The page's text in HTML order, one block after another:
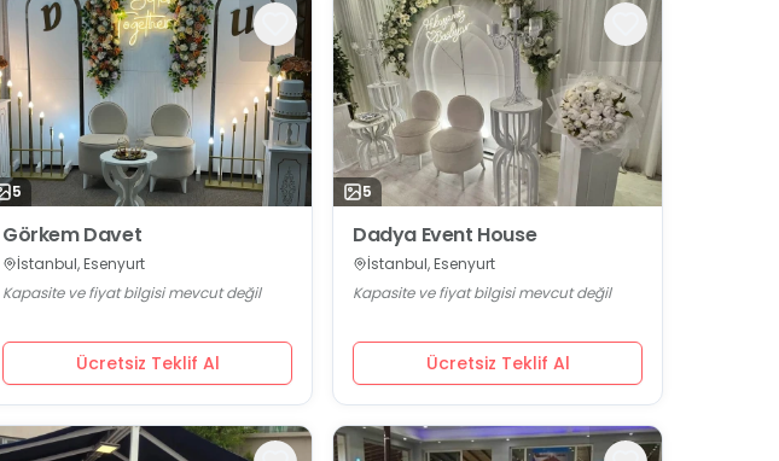
5
Görkem Davet
İstanbul, Esenyurt
Kapasite ve fiyat bilgisi mevcut değil
Ücretsiz Teklif Al
5
Dadya Event House
İstanbul, Esenyurt
Kapasite ve fiyat bilgisi mevcut değil
Ücretsiz Teklif Al